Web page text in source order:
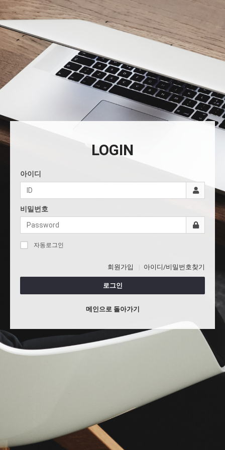
LOGIN
아이디
비밀번호
자동로그인
회원가입 아이디/비밀번호찾기
로그인
메인으로 돌아가기